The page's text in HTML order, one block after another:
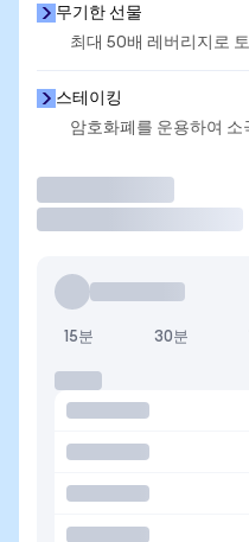
무기한 선물
최대 50배 레버리지로
스테이킹
암호화폐를 운용하여
15분 30분